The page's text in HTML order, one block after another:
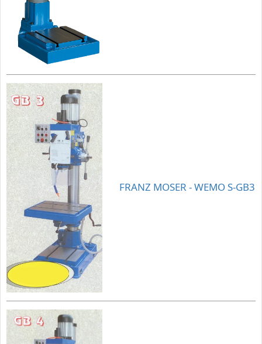
FRANZ MOSER - WEMO S-GB3